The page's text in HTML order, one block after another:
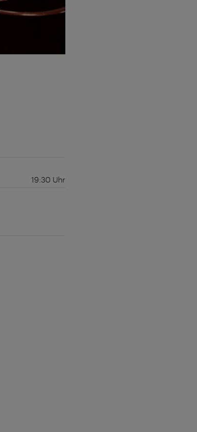
19:30 Uhr